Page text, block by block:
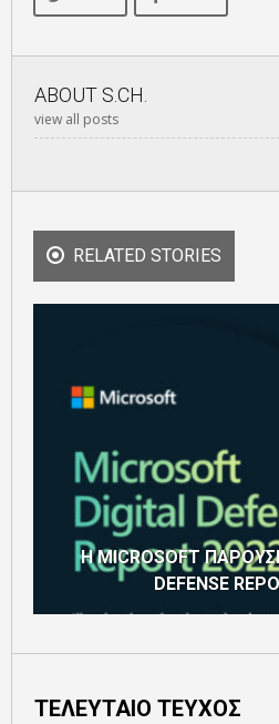
ABOUT S.CH.
view all posts
RELATED STORIES
H MICROSOFT
DEFENSE
ΤΕΛΕΥΤΑΙΟ ΤΕΥΧΟΣ